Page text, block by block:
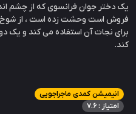
یک دختر جوان فرانسوی که از چشم
فروش است وحشت زده است ، از شوخ
برای نجات آن استفاده می کند و یک
کند.
انیمیشن کمدی ماجراجویی
امتیاز : 7.6